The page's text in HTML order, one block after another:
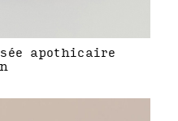
apothicaire